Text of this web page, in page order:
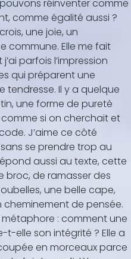
réinventer comme
comme égalité aussi ?
une joie, un
commune. Elle me fait
parfois l’impression
qui préparent une
tendresse. Il y a quelque
une forme de pureté
comme si on cherchait et
J’aime ce côté
se prendre trop au
aussi au texte, cette
broc, de ramasser des
une belle cape,
de pensée.
: comment une
elle son intégrité ? Elle a
en morceaux parce